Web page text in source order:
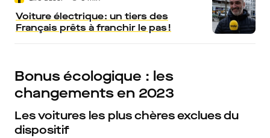
Voiture électrique : un tiers des
Français prêts à franchir le pas !
Bonus écologique : les
changements en 2023
Les voitures les plus chères exclues du
dispositif